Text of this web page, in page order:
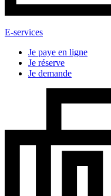
E-services
Je paye en ligne
Je réserve
Je demande